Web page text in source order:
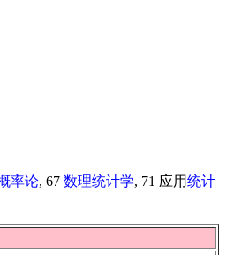
率论, 67 数理统计学, 71 应用统计